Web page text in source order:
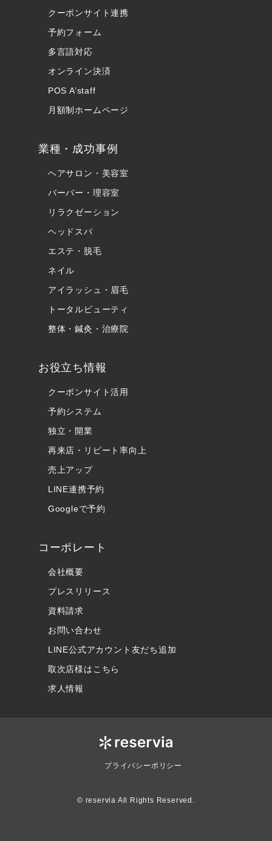
クーポンサイト連携
予約フォーム
多言語対応
オンライン決済
POS A’staff
月額制ホームページ
業種・成功事例
ヘアサロン・美容室
バーバー・理容室
リラクゼーション
ヘッドスパ
エステ・脱毛
ネイル
アイラッシュ・眉毛
トータルビューティ
整体・鍼灸・治療院
お役立ち情報
クーポンサイト活用
予約システム
独立・開業
再来店・リピート率向上
売上アップ
LINE連携予約
Googleで予約
コーポレート
会社概要
プレスリリース
資料請求
お問い合わせ
LINE公式アカウント友だち追加
取次店様はこちら
求人情報
プライバシーポリシー
© reservia All Rights Reserved.